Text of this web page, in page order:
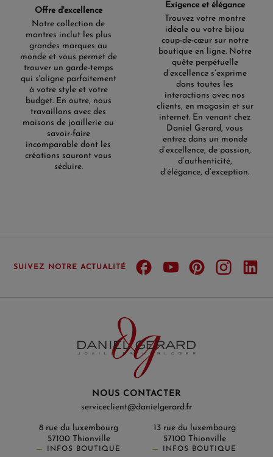
Offre d'excellence
Notre collection de
montres inclut les plus
grandes marques au
monde et vous permet de
trouver un garde-temps
qui s'aligne parfaitement
à votre style et votre
budget. En outre, nous
travaillons avec des
maisons de joaillerie au
savoir-faire
incomparable dont les
créations sauront vous
séduire.
Exigence et élégance
Trouvez votre montre
idéale ou votre bijou
coup-de-cœur sur notre
boutique en ligne. Notre
quête perpétuelle
d’excellence s’exprime
dans toutes les
interactions avec nos
clients, en magasin et sur
internet. En venant chez
Daniel Gerard, vous
entrez dans un monde
d’excellence, de passion,
d’authenticité,
d’élégance, d’exception.
SUIVEZ NOTRE ACTUALITÉ
NOUS CONTACTER
serviceclient@danielgerard.fr
8 rue du luxembourg
57100 Thionville
INFOS BOUTIQUE
13 rue du luxembourg
57100 Thionville
INFOS BOUTIQUE